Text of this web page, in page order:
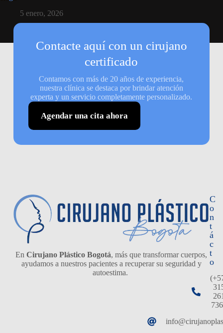
5 enero, 2026
Contacte aquí con un cirujano
certificado
Contamos con más de 20 años de experiencia,
nuestra clínica se destaca por brindar atención
experta y un servicio completamente personalizado.
Agendar una cita ahora
En Cirujano Plástico Bogotá, más que transformar cuerpos,
ayudamos a nuestros pacientes a recuperar su seguridad y
autoestima.
C
o
n
t
á
c
t
o